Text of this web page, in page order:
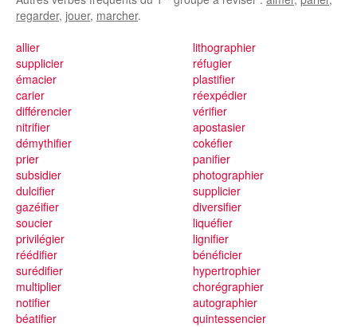
regarder, jouer, marcher.
allier
supplicier
émacier
carier
différencier
nitrifier
démythifier
prier
subsidier
lithographier
réfugier
plastifier
réexpédier
vérifier
apostasier
cokéfier
panifier
photographier
dulcifier
gazéifier
soucier
privilégier
réédifier
surédifier
multiplier
notifier
béatifier
supplicier
diversifier
liquéfier
lignifier
bénéficier
hypertrophier
chorégraphier
autographier
quintessencier